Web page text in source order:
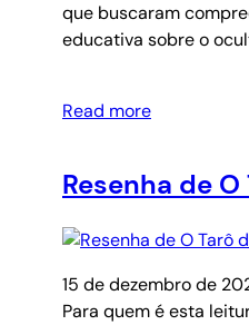
que buscaram
educativa sobre o
Read more
Resenha de
15 de dezembro de
Para quem é esta